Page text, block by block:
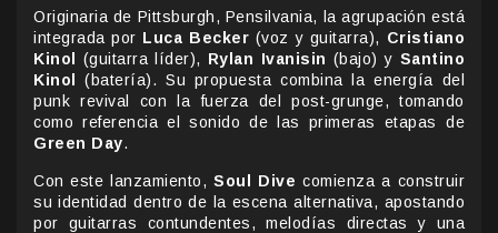
Originaria de Pittsburgh, Pensilvania, la agrupación está
integrada por Luca Becker (voz y guitarra), Cristiano
Kinol
(guitarra líder), Rylan Ivanisin (bajo) y Santino
Kinol
(batería). Su propuesta combina la energía del
punk revival con la fuerza del post-grunge, tomando
como referencia el sonido de las primeras etapas de
Green Day.
Con este lanzamiento,Soul Dive comienza a construir
su identidad dentro de la escena alternativa, apostando
por guitarras contundentes, melodías directas y una